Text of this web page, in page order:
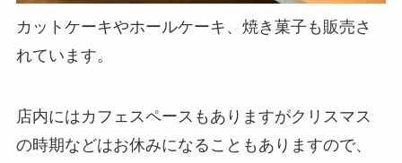
カットケーキやホールケーキ、焼き菓子も販売さ
れています。
店内にはカフェスペースもありますがクリスマス
の時期などはお休みになることもありますので、